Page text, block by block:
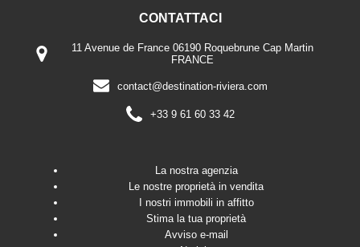
CONTATTACI
11 Avenue de France 06190 Roquebrune Cap Martin
FRANCE
contact@destination-riviera.com
+33 9 61 60 33 42
La nostra agenzia
Le nostre proprietà in vendita
I nostri immobili in affitto
Stima la tua proprietà
Avviso e-mail